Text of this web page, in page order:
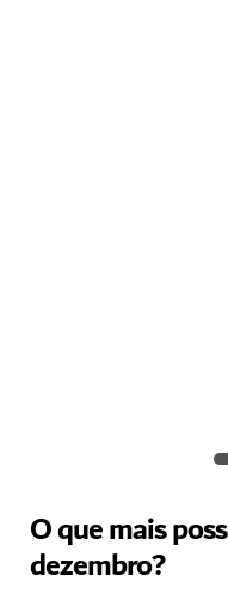
O que mais
dezembro?